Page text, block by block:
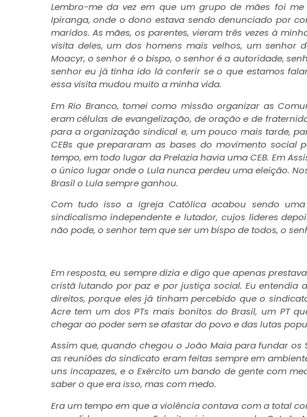
Lembro-me da vez em que um grupo de mães foi
Ipiranga, onde o dono estava sendo denunciado por
maridos. As mães, os parentes, vieram três vezes à
visita deles, um dos homens mais velhos, um
Moacyr, o senhor é o bispo, o senhor é a autoridade,
senhor eu já tinha ido lá conferir se o que estamos
essa visita mudou muito a minha vida.
Em Rio Branco, tomei como missão organizar as
eram células de evangelização, de oração e de
para a organização sindical e, um pouco mais tarde,
CEBs que prepararam as bases do movimento
tempo, em todo lugar da Prelazia havia uma CEB. Em
o único lugar onde o Lula nunca perdeu uma eleição.
Brasil o Lula sempre ganhou.
Com tudo isso a Igreja Católica acabou sendo
sindicalismo independente e lutador, cujos líderes
não pode, o senhor tem que ser um bispo de todos, o
Em resposta, eu sempre dizia e digo que apenas
cristã lutando por paz e por justiça social. Eu entendia
direitos, porque eles já tinham percebido que o
Acre tem um dos PTs mais bonitos do Brasil, um PT
chegar ao poder sem se afastar do povo e das lutas
Assim que, quando chegou o João Maia para fundar
as reuniões do sindicato eram feitas sempre em
uns incapazes, e o Exército um bando de gente com
saber o que era isso, mas com medo.
Era um tempo em que a violência contava com a total